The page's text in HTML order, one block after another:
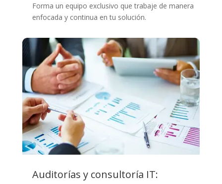
Forma un equipo exclusivo que trabaje de manera
enfocada y continua en tu solución.
Auditorías y consultoría IT: